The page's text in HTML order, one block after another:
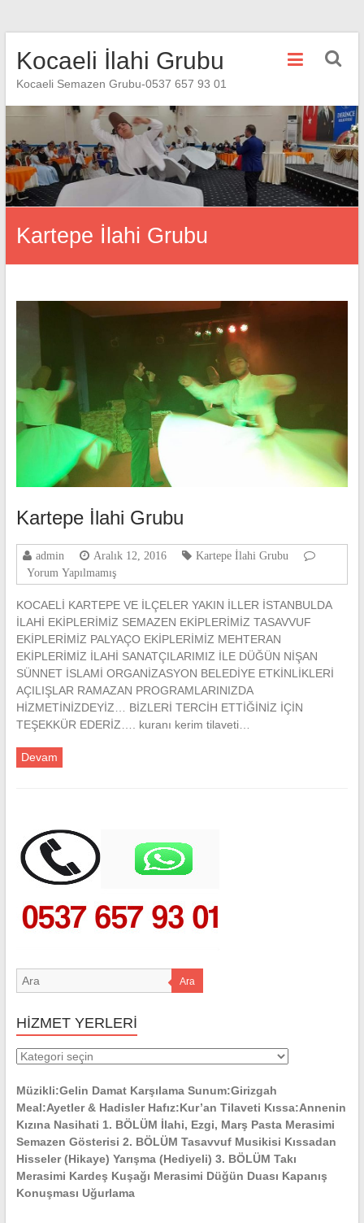
Kocaeli İlahi Grubu
Kocaeli Semazen Grubu-0537 657 93 01
Kartepe İlahi Grubu
Kartepe İlahi Grubu
admin Aralık 12, 2016
Kartepe İlahi Grubu
Yorum Yapılmamış
KOCAELİ KARTEPE VE İLÇELER YAKIN İLLER İSTANBULDA
İLAHİ EKİPLERİMİZ SEMAZEN EKİPLERİMİZ TASAVVUF
EKİPLERİMİZ PALYAÇO EKİPLERİMİZ MEHTERAN
EKİPLERİMİZ İLAHİ SANATÇILARIMIZ İLE DÜĞÜN NİŞAN
SÜNNET İSLAMİ ORGANİZASYON BELEDİYE ETKİNLİKLERİ
AÇILIŞLAR RAMAZAN PROGRAMLARINIZDA
HİZMETİNİZDEYİZ… BİZLERİ TERCİH ETTİĞİNİZ İÇİN
TEŞEKKÜR EDERİZ…. kuranı kerim tilaveti…
Devam
Ara
HİZMET YERLERİ
HİZMET
Müzikli:Gelin Damat Karşılama Sunum:Girizgah
Meal:Ayetler & Hadisler Hafız:Kur’an Tilaveti Kıssa:Annenin
Kızına Nasihati 1. BÖLÜM İlahi, Ezgi, Marş Pasta Merasimi
Semazen Gösterisi 2. BÖLÜM Tasavvuf Musikisi Kıssadan
Hisseler (Hikaye) Yarışma (Hediyeli) 3. BÖLÜM Takı
Merasimi Kardeş Kuşağı Merasimi Düğün Duası Kapanış
Konuşması Uğurlama